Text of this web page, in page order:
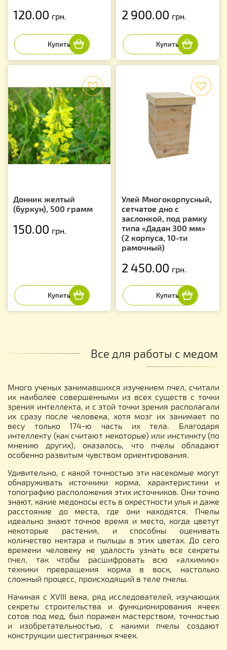
120.00 грн. 2 900.00 грн.
Донник желтый
(буркун), 500 грамм
150.00 грн.
Улей Многокорпусный,
сетчатое дно с
заслонкой, под рамку
типа «Дадан 300 мм»
(2 корпуса, 10-ти
рамочный)
2 450.00 грн.
Все для работы с медом
Много ученых занимавшихся изучением пчел, считали
их наиболее совершенными из всех существ с точки
зрения интеллекта, и с этой точки зрения располагали
их сразу после человека, хотя мозг их занимает по
весу только 174-ю часть их тела. Благодаря
интеллекту (как считают некоторые) или инстинкту (по
мнению других), оказалось, что пчелы обладают
особенно развитым чувством ориентирования.
Удивительно, с какой точностью эти насекомые могут
обнаруживать источники корма, характеристики и
топографию расположения этих источников. Они точно
знают, какие медоносы есть в окрестности улья и даже
расстояние до места, где они находятся. Пчелы
идеально знают точное время и место, когда цветут
некоторые растения, и способны оценивать
количество нектара и пыльцы в этих цветах. До сего
времени человеку не удалость узнать все секреты
пчел, так чтобы расшифровать всю «алхимию»
техники превращения корма в воск, настолько
сложный процесс, происходящий в теле пчелы.
Начиная с XVIII века, ряд исследователей, изучающих
секреты строительства и функционирования ячеек
сотов под мед, был поражен мастерством, точностью
и изобретательностью, с какими пчелы создают
конструкции шестигранных ячеек.